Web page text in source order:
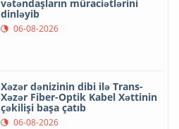
vətəndaşların müraciətlərini
dinləyib
06-08-2026
Xəzər dənizinin dibi ilə Trans-
Xəzər Fiber-Optik Kabel Xəttinin
çəkilişi başa çatıb
06-08-2026